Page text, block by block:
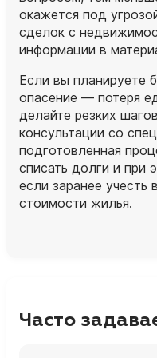
окажется под
сделок с
информации в
Если вы планируете
опасение — потеря
делайте резких
консультации со
подготовленная
списать долги и при
если заранее учесть
стоимости жилья.
Часто